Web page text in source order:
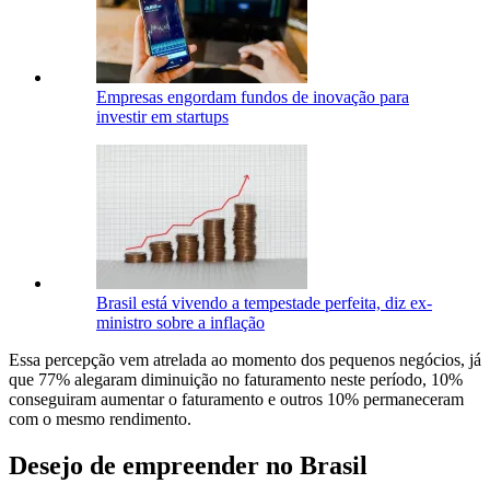
Empresas engordam fundos de inovação para
investir em startups
Brasil está vivendo a tempestade perfeita, diz ex-
ministro sobre a inflação
Essa percepção vem atrelada ao momento dos pequenos negócios, já
que 77% alegaram diminuição no faturamento neste período, 10%
conseguiram aumentar o faturamento e outros 10% permaneceram
com o mesmo rendimento.
Desejo de empreender no Brasil